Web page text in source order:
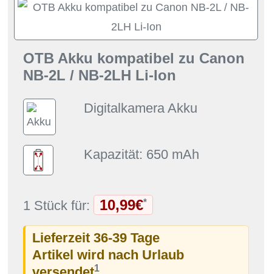
OTB Akku kompatibel zu Canon
NB-2L / NB-2LH Li-Ion
Digitalkamera Akku
Kapazität: 650 mAh
1 Stück für: 10,99€*
Lieferzeit 36-39 Tage
Artikel wird nach Urlaub
1